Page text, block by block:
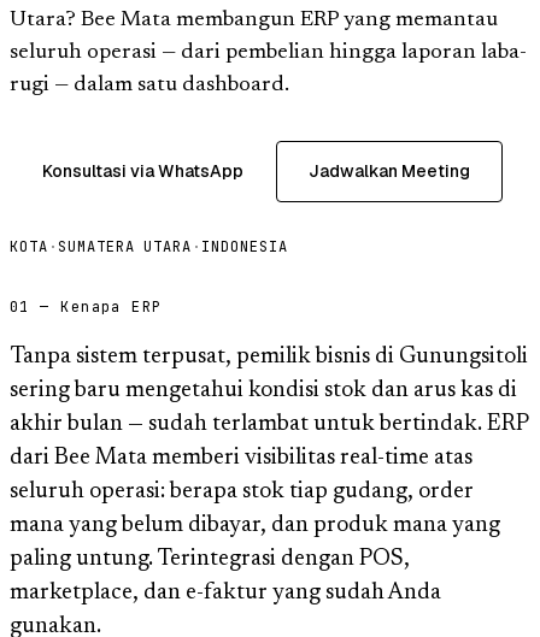
Utara? Bee Mata membangun ERP yang memantau
seluruh operasi — dari pembelian hingga laporan laba-
rugi — dalam satu dashboard.
Konsultasi via WhatsApp Jadwalkan Meeting
KOTA · SUMATERA UTARA · INDONESIA
01 — Kenapa ERP
Tanpa sistem terpusat, pemilik bisnis di Gunungsitoli
sering baru mengetahui kondisi stok dan arus kas di
akhir bulan — sudah terlambat untuk bertindak. ERP
dari Bee Mata memberi visibilitas real-time atas
seluruh operasi: berapa stok tiap gudang, order
mana yang belum dibayar, dan produk mana yang
paling untung. Terintegrasi dengan POS,
marketplace, dan e-faktur yang sudah Anda
gunakan.